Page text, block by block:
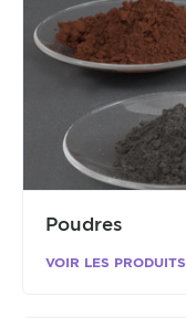
Poudres
VOIR LES PRODUITS